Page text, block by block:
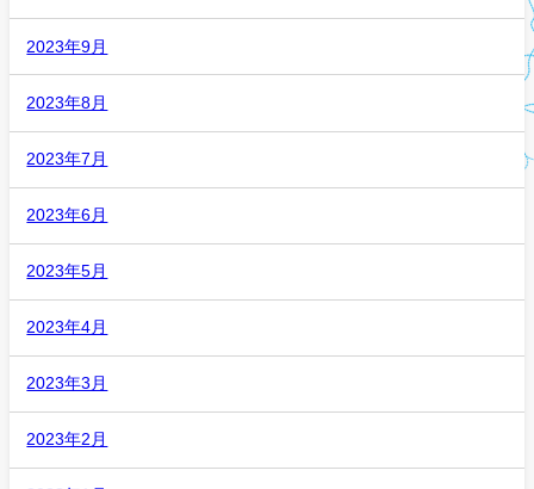
2023年9月
2023年8月
2023年7月
2023年6月
2023年5月
2023年4月
2023年3月
2023年2月